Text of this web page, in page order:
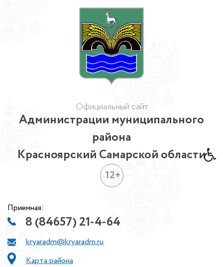
Официальный сайт
Администрации муниципального
района
Красноярский Самарской области
12+
Приемная:
8 (84657) 21-4-64
kryaradm@kryaradm.ru
Карта района